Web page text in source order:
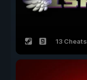
13 Cheats